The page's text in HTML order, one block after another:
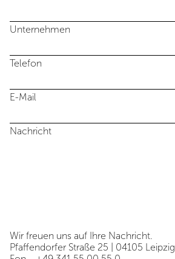
Unternehmen
Telefon
E-Mail
Nachricht
Wir freuen uns auf Ihre Nachricht.
Pfaffendorfer Straße 25 | 04105 Leipzig